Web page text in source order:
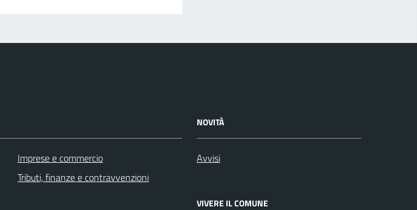
Imprese e commercio
Tributi, finanze e contravvenzioni
NOVITÀ
Avvisi
VIVERE IL COMUNE